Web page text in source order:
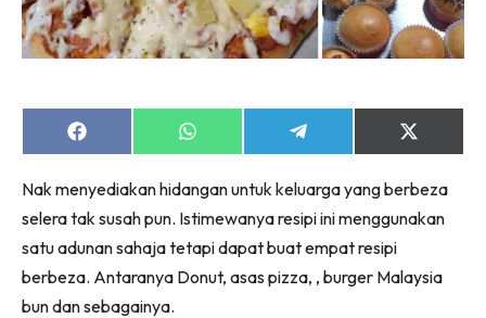
Share
on
Share
on
Share
on
Share
on
(Twitter)
Nak menyediakan hidangan untuk keluarga yang berbeza
selera tak susah pun. Istimewanya resipi ini menggunakan
satu adunan sahaja tetapi dapat buat empat resipi
berbeza. Antaranya Donut, asas pizza, , burger Malaysia
bun dan sebagainya.